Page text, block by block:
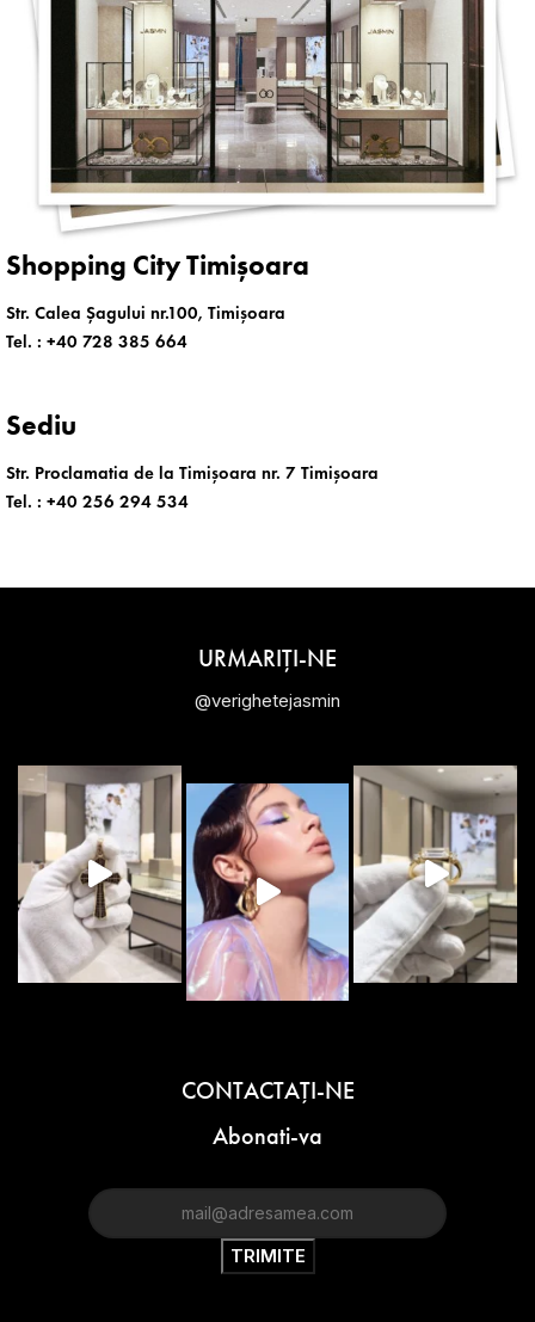
Shopping City Timișoara
Str. Calea Șagului nr.100, Timișoara
Tel. : +40 728 385 664
Sediu
Str. Proclamatia de la Timișoara nr. 7 Timișoara
Tel. : +40 256 294 534
URMARIȚI-NE
@verighetejasmin
CONTACTAŢI-NE
Abonati-va